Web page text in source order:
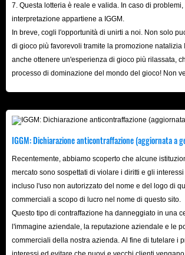
7. Questa lotteria è reale e valida. In caso di
interpretazione appartiene a IGGM.
In breve, cogli l'opportunità di unirti a noi. Non solo
di gioco più favorevoli tramite la promozione natalizia
anche ottenere un'esperienza di gioco più rilassata,
processo di dominazione del mondo del gioco! Non
IGGM: Dichiarazione anticontraffazione (aggiornata a
Recentemente, abbiamo scoperto che alcune
mercato sono sospettati di violare i diritti e gli interessi
incluso l'uso non autorizzato del nome e del logo di
commerciali a scopo di lucro nel nome di questo sito.
Questo tipo di contraffazione ha danneggiato in una
l'immagine aziendale, la reputazione aziendale e le
commerciali della nostra azienda. Al fine di tutelare i